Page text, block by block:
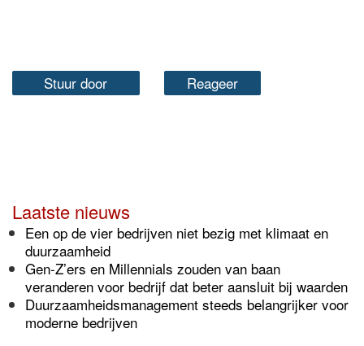
Stuur door Reageer
Laatste nieuws
Een op de vier bedrijven niet bezig met klimaat en
duurzaamheid
Gen-Z’ers en Millennials zouden van baan
veranderen voor bedrijf dat beter aansluit bij waarden
Duurzaamheidsmanagement steeds belangrijker voor
moderne bedrijven